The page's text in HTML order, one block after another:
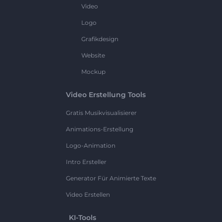
Video
Logo
Grafikdesign
Website
Mockup
Video Erstellung Tools
Gratis Musikvisualisierer
Animations-Erstellung
Logo-Animation
Intro Ersteller
Generator Für Animierte Texte
Video Erstellen
KI-Tools